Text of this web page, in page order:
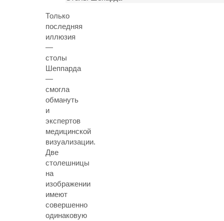
Только
последняя
иллюзия
—
столы
Шеппарда
—
смогла
обмануть
и
экспертов
медицинской
визуализации.
Две
столешницы
на
изображении
имеют
совершенно
одинаковую